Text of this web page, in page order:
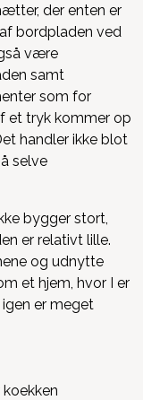
der enten er
bordpladen ved
være
samt
som for
et tryk kommer op
handler ikke blot
selve
bygger stort,
er relativt lille.
og udnytte
et hjem, hvor I er
er meget